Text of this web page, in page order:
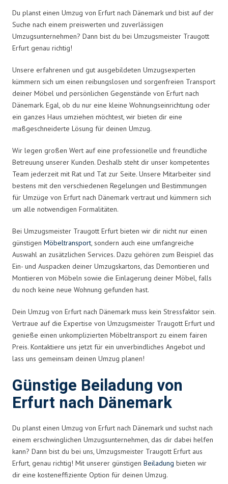
Du planst einen Umzug von Erfurt nach Dänemark und bist auf der
Suche nach einem preiswerten und zuverlässigen
Umzugsunternehmen? Dann bist du bei Umzugsmeister Traugott
Erfurt genau richtig!
Unsere erfahrenen und gut ausgebildeten Umzugsexperten
kümmern sich um einen reibungslosen und sorgenfreien Transport
deiner Möbel und persönlichen Gegenstände von Erfurt nach
Dänemark. Egal, ob du nur eine kleine Wohnungseinrichtung oder
ein ganzes Haus umziehen möchtest, wir bieten dir eine
maßgeschneiderte Lösung für deinen Umzug.
Wir legen großen Wert auf eine professionelle und freundliche
Betreuung unserer Kunden. Deshalb steht dir unser kompetentes
Team jederzeit mit Rat und Tat zur Seite. Unsere Mitarbeiter sind
bestens mit den verschiedenen Regelungen und Bestimmungen
für Umzüge von Erfurt nach Dänemark vertraut und kümmern sich
um alle notwendigen Formalitäten.
Bei Umzugsmeister Traugott Erfurt bieten wir dir nicht nur einen
günstigen Möbeltransport, sondern auch eine umfangreiche
Auswahl an zusätzlichen Services. Dazu gehören zum Beispiel das
Ein- und Auspacken deiner Umzugskartons, das Demontieren und
Montieren von Möbeln sowie die Einlagerung deiner Möbel, falls
du noch keine neue Wohnung gefunden hast.
Dein Umzug von Erfurt nach Dänemark muss kein Stressfaktor sein.
Vertraue auf die Expertise von Umzugsmeister Traugott Erfurt und
genieße einen unkomplizierten Möbeltransport zu einem fairen
Preis. Kontaktiere uns jetzt für ein unverbindliches Angebot und
lass uns gemeinsam deinen Umzug planen!
Günstige Beiladung von
Erfurt nach Dänemark
Du planst einen Umzug von Erfurt nach Dänemark und suchst nach
einem erschwinglichen Umzugsunternehmen, das dir dabei helfen
kann? Dann bist du bei uns, Umzugsmeister Traugott Erfurt aus
Erfurt, genau richtig! Mit unserer günstigen Beiladung bieten wir
dir eine kosteneffiziente Option für deinen Umzug.